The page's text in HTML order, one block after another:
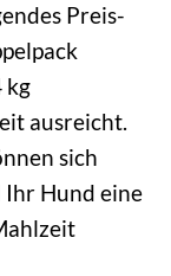
Preis-
kg
ausreicht.
sich
Hund eine